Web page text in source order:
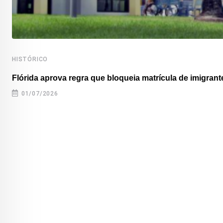
HISTÓRICO
Flórida aprova regra que bloqueia matrícula de
01/07/2026